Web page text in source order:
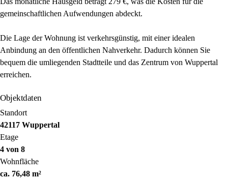
gemeinschaftlichen Aufwendungen abdeckt.
Die Lage der Wohnung ist verkehrsgünstig, mit einer idealen
Anbindung an den öffentlichen Nahverkehr. Dadurch können Sie
bequem die umliegenden Stadtteile und das Zentrum von Wuppertal
erreichen.
Objektdaten
Standort
42117 Wuppertal
Etage
4 von 8
Wohnfläche
ca. 76,48 m²